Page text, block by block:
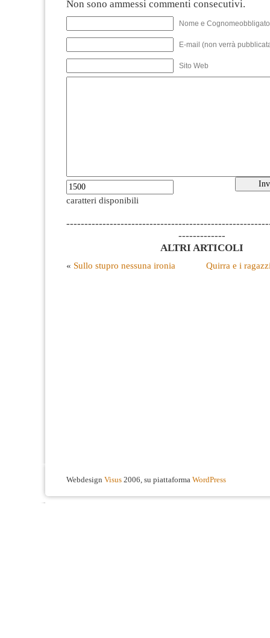
Non sono ammessi commenti consecutivi.
Nome e
E-mail (non verrà
Sito Web
caratteri disponibili
-------------
ALTRI ARTICOLI
« Sullo stupro nessuna ironia Quirra e i
Webdesign Visus 2006, su piattaforma WordPress